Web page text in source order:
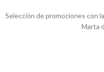
Selección de promociones con
Marta